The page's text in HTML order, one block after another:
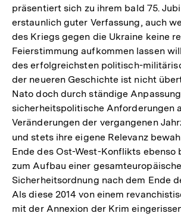
präsentiert sich zu ihrem bald 75.
erstaunlich guter Verfassung, auch
des Kriegs gegen die Ukraine keine
Feierstimmung aufkommen lassen
des erfolgreichsten politisch-
der neueren Geschichte ist nicht
Nato doch durch ständige
sicherheitspolitische Anforderungen
Veränderungen der vergangenen
und stets ihre eigene Relevanz
Ende des Ost-West-Konflikts ebenso
zum Aufbau einer
Sicherheitsordnung nach dem Ende
Als diese 2014 von einem
mit der Annexion der Krim